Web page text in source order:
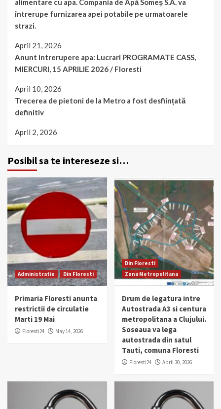
alimentare cu apa. Compania de Apă Someș S.A. va
întrerupe furnizarea apei potabile pe urmatoarele
strazi.
April 21, 2026
Anunt intrerupere apa: Lucrari PROGRAMATE CASS,
MIERCURI, 15 APRILIE 2026 / Floresti
April 10, 2026
Trecerea de pietoni de la Metro a fost desființată
definitiv
April 2, 2026
Posibil sa te intereseze si…
Administratie Din Floresti
Primaria Floresti anunta
restrictii de circulatie
Marti 19 Mai
Floresti24 May 14, 2026
Din Floresti
Zona Metropolitana
Drum de legatura intre
Autostrada A3 si centura
metropolitana a Clujului.
Soseaua va lega
autostrada din satul
Tauti, comuna Floresti
Floresti24 April 30, 2026